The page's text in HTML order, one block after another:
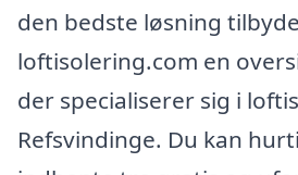
den bedste løsning
loftisolering.com en
der specialiserer sig i
Refsvindinge. Du kan